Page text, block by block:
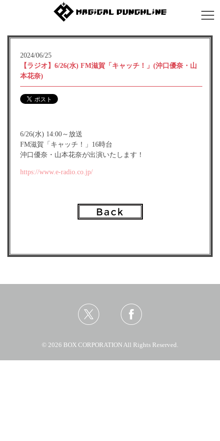
2024/06/25
【ラジオ】6/26(水) FM滋賀「キャッチ！」(沖口優奈・山
本花奈)
6/26(水) 14:00～放送
FM滋賀「キャッチ！」16時台
沖口優奈・山本花奈が出演いたします！
https://www.e-radio.co.jp/
© 2026 BOX CORPORATION All Rights Reserved.